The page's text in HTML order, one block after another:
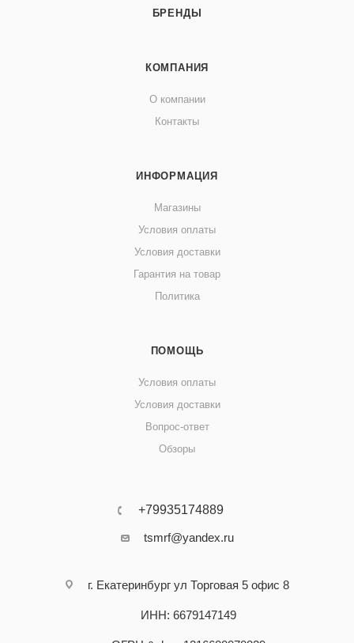
БРЕНДЫ
КОМПАНИЯ
О компании
Контакты
ИНФОРМАЦИЯ
Магазины
Условия оплаты
Условия доставки
Гарантия на товар
Политика
ПОМОЩЬ
Условия оплаты
Условия доставки
Вопрос-ответ
Обзоры
+79935174889
tsmrf@yandex.ru
г. Екатеринбург ул Торговая 5 офис 8
ИНН: 6679147149